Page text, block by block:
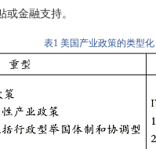
金融支持。
表1 美国产业政策的类型化